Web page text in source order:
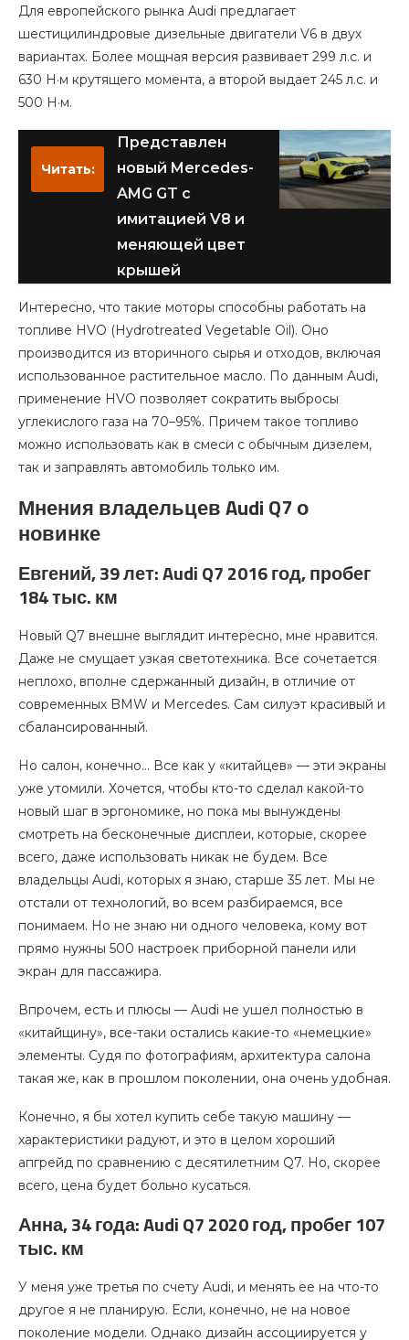
Для европейского рынка Audi предлагает
шестицилиндровые дизельные двигатели V6 в двух
вариантах. Более мощная версия развивает 299 л.с. и
630 Н·м крутящего момента, а второй выдает 245 л.с. и
500 Н·м.
Читать:
Представлен
новый Mercedes-
AMG GT с
имитацией V8 и
меняющей цвет
крышей
Интересно, что такие моторы способны работать на
топливе HVO (Hydrotreated Vegetable Oil). Оно
производится из вторичного сырья и отходов, включая
использованное растительное масло. По данным Audi,
применение HVO позволяет сократить выбросы
углекислого газа на 70–95%. Причем такое топливо
можно использовать как в смеси с обычным дизелем,
так и заправлять автомобиль только им.
Мнения владельцев Audi Q7 о
новинке
Евгений, 39 лет: Audi Q7 2016 год, пробег
184 тыс. км
Новый Q7 внешне выглядит интересно, мне нравится.
Даже не смущает узкая светотехника. Все сочетается
неплохо, вполне сдержанный дизайн, в отличие от
современных BMW и Mercedes. Сам силуэт красивый и
сбалансированный.
Но салон, конечно… Все как у «китайцев» — эти экраны
уже утомили. Хочется, чтобы кто-то сделал какой-то
новый шаг в эргономике, но пока мы вынуждены
смотреть на бесконечные дисплеи, которые, скорее
всего, даже использовать никак не будем. Все
владельцы Audi, которых я знаю, старше 35 лет. Мы не
отстали от технологий, во всем разбираемся, все
понимаем. Но не знаю ни одного человека, кому вот
прямо нужны 500 настроек приборной панели или
экран для пассажира.
Впрочем, есть и плюсы — Audi не ушел полностью в
«китайщину», все-таки остались какие-то «немецкие»
элементы. Судя по фотографиям, архитектура салона
такая же, как в прошлом поколении, она очень удобная.
Конечно, я бы хотел купить себе такую машину —
характеристики радуют, и это в целом хороший
апгрейд по сравнению с десятилетним Q7. Но, скорее
всего, цена будет больно кусаться.
Анна, 34 года: Audi Q7 2020 год, пробег 107
тыс. км
У меня уже третья по счету Audi, и менять ее на что-то
другое я не планирую. Если, конечно, не на новое
поколение модели. Однако дизайн ассоциируется у